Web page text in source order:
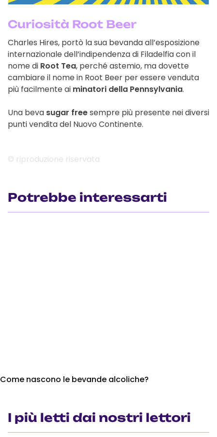
Curiosità Root Beer
Charles Hires, portò la sua bevanda all’esposizione
internazionale dell’indipendenza di Filadelfia con il
nome di Root Tea, perché astemio, ma dovette
cambiare il nome in Root Beer per essere venduta
più facilmente ai minatori della Pennsylvania.
Una beva sugar freesempre più presente nei diversi
punti vendita del Nuovo Continente.
© riproduzione riservata
Potrebbe interessarti
Come nascono le bevande alcoliche?
I più letti dai nostri lettori